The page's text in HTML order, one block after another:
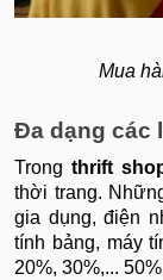
Mua
Đa dạng các
Trong thrift
thời trang.
gia dụng, điện
tính bảng, máy
20%, 30%,...